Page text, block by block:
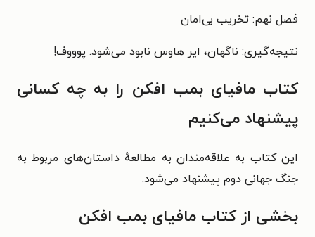
فصل نهم: تخریب بی‌امان
نتیجه‌گیری: ناگهان، ایر هاوس نابود می‌شود. پوووف!
کتاب مافیای بمب افکن را به چه کسانی
پیشنهاد می‌کنیم
این کتاب به علاقه‌مندان به مطالعهٔ داستان‌های مربوط به
جنگ جهانی دوم پیشنهاد می‌شود.
بخشی از کتاب مافیای بمب افکن